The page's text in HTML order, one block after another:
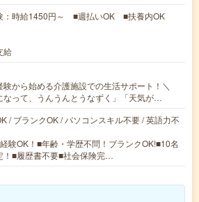
：時給1450円～ ■週払いOK ■扶養内OK
給
験から始める介護施設での生活サポート！＼
なって、うんうんとうなずく」「天気が…
/ ブランクOK / パソコンスキル不要 / 英語力不
験OK！■年齢・学歴不問！ブランクOK!■10名
！■履歴書不要■社会保険完…